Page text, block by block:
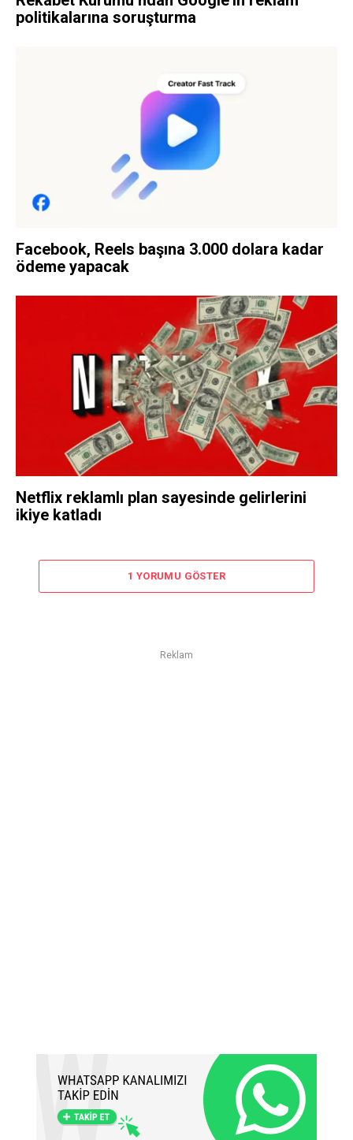
politikalarına soruşturma
Facebook, Reels başına 3.000 dolara kadar
ödeme yapacak
Netflix reklamlı plan sayesinde gelirlerini
ikiye katladı
1 YORUMU GÖSTER
Reklam